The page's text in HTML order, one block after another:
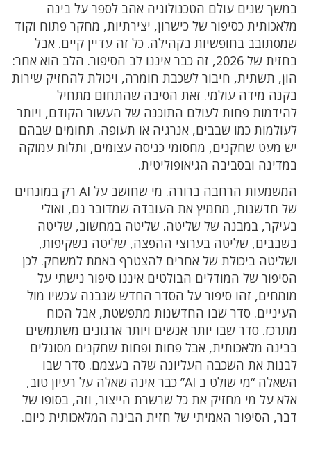
במשך שנים עולם הטכנולוגיה אהב לספר על בינה
מלאכותית כסיפור של כישרון, יצירתיות, מחקר פתוח וקוד
שמסתובב בחופשיות בקהילה. כל זה עדיין קיים. אבל
בחזית של 2026, זה כבר איננו לב הסיפור. הלב הוא אחר:
הון, תשתית, חיבור לשכבת חומרה, ויכולת להחזיק שירות
בקנה מידה עולמי. זאת הסיבה שהתחום מתחיל
להידמות פחות לעולם התוכנה של העשור הקודם, ויותר
לעולמות כמו שבבים, אנרגיה או תעופה. תחומים שבהם
יש מעט שחקנים, מחסומי כניסה עצומים, ותלות עמוקה
במדינה ובסביבה הגיאופוליטית.
המשמעות הרחבה ברורה. מי שחושב על AI רק במונחים
של חדשנות, מחמיץ את העובדה שמדובר גם, ואולי
בעיקר, במבנה של שליטה. שליטה במחשוב, שליטה
בשבבים, שליטה בערוצי ההפצה, שליטה בשקיפות,
ושליטה ביכולת של אחרים להצטרף באמת למשחק. לכן
הסיפור של המודלים הבולטים איננו סיפור נישתי על
מומחים, זהו סיפור על הסדר החדש שנבנה עכשיו מול
העיניים. סדר שבו החדשנות מתפשטת, אבל הכוח
מתרכז. סדר שבו יותר אנשים ויותר ארגונים משתמשים
בבינה מלאכותית, אבל פחות ופחות שחקנים מסוגלים
לבנות את השכבה העליונה שלה בעצמם. סדר שבו
השאלה “מי שולט ב AI” כבר אינה שאלה על רעיון טוב,
אלא על מי מחזיק את כל שרשרת הייצור, וזה, בסופו של
דבר, הסיפור האמיתי של חזית הבינה המלאכותית כיום.